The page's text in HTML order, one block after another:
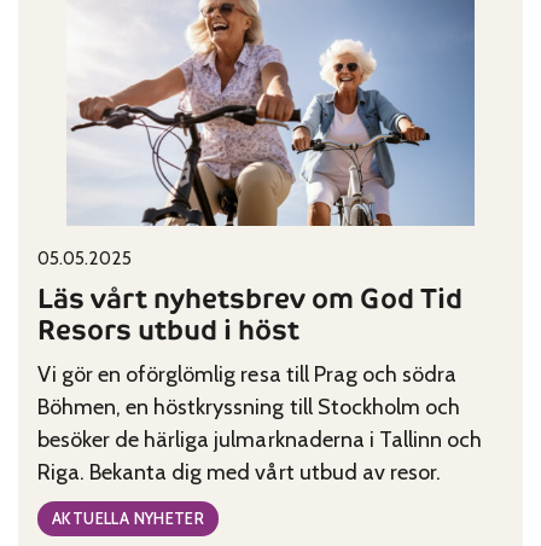
Published on:
05.05.2025
Läs vårt nyhetsbrev om God Tid
Resors utbud i höst
Vi gör en oförglömlig resa till Prag och södra
Böhmen, en höstkryssning till Stockholm och
besöker de härliga julmarknaderna i Tallinn och
Riga. Bekanta dig med vårt utbud av resor.
Categories:
AKTUELLA NYHETER